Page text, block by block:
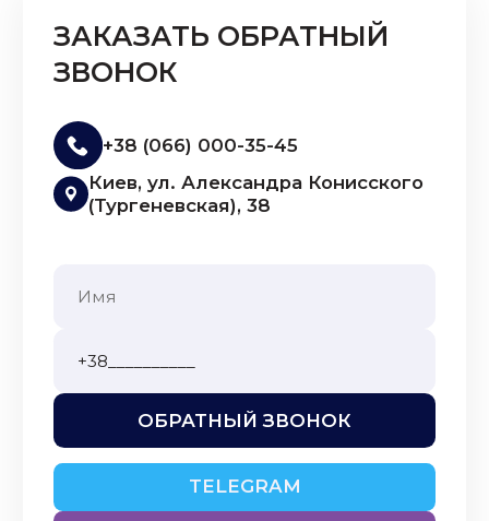
ЗАКАЗАТЬ ОБРАТНЫЙ
ЗВОНОК
+38 (066) 000-35-45
Киев, ул. Александра Конисского
(Тургеневская), 38
ОБРАТНЫЙ ЗВОНОК
TELEGRAM